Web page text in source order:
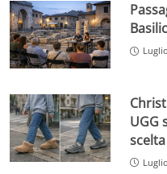
UGG